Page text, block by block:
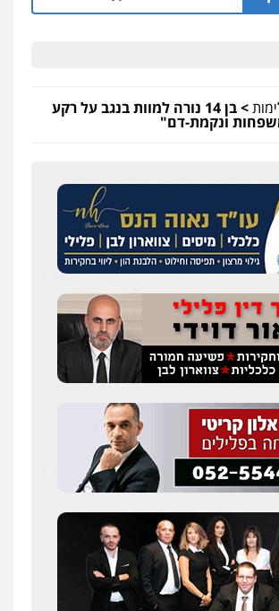
> בן 14 נורה למוות בנגב על רקע
ונקמת-דם"